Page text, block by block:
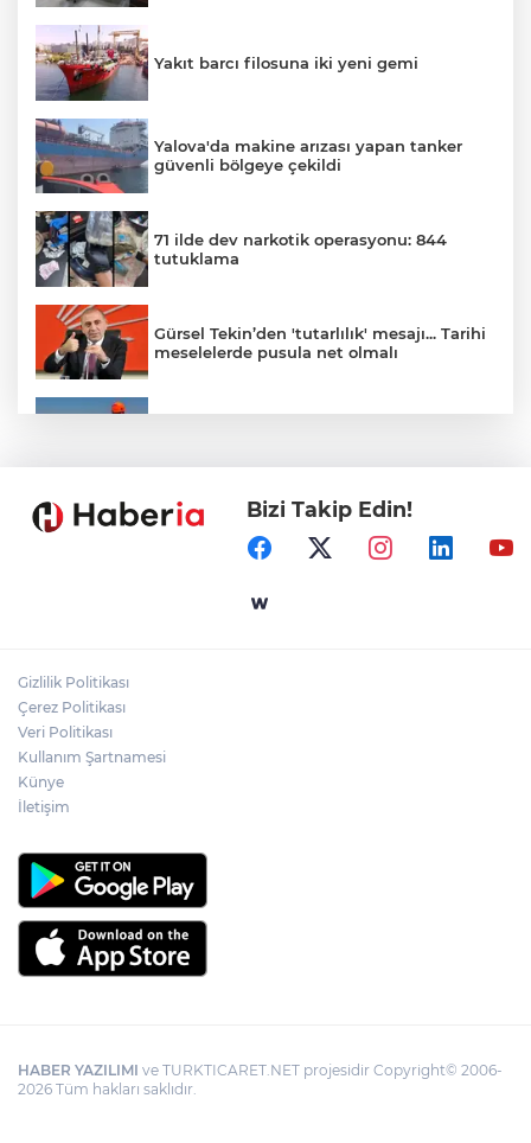
Yakıt barcı filosuna iki yeni gemi
Yalova'da makine arızası yapan tanker
güvenli bölgeye çekildi
71 ilde dev narkotik operasyonu: 844
tutuklama
Gürsel Tekin’den 'tutarlılık' mesajı... Tarihi
meselelerde pusula net olmalı
Samsun’da Alaçam'a yeni yaşam alanı
Yapay zekada onlarca uygulamanın
Bizi Takip Edin!
Gizlilik Politikası
Çerez Politikası
Veri Politikası
Kullanım Şartnamesi
Künye
İletişim
HABER YAZILIMI ve TURKTICARET.NET projesidir Copyright© 2006-
2026 Tüm hakları saklıdır.